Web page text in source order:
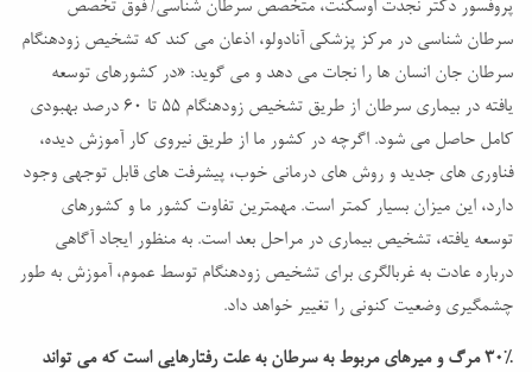
پروفسور دکتر نجدت اوسکنت، متخصص سرطان شناسی/ فوق تخصص
سرطان شناسی در مرکز پزشکی آنادولو، اذعان می کند که تشخیص زودهنگام
سرطان جان انسان ها را نجات می دهد و می گوید: «در کشورهای توسعه
یافته در بیماری سرطان از طریق تشخیص زودهنگام 55 تا 60 درصد بهبودی
کامل حاصل می شود. اگرچه در کشور ما از طریق نیروی کار آموزش دیده،
فناوری های جدید و روش های درمانی خوب، پیشرفت های قابل توجهی وجود
دارد، این میزان بسیار کمتر است. مهمترین تفاوت کشور ما و کشورهای
توسعه یافته، تشخیص بیماری در مراحل بعد است. به منظور ایجاد آگاهی
درباره عادت به غربالگری برای تشخیص زودهنگام توسط عموم، آموزش به طور
چشمگیری وضعیت کنونی را تغییر خواهد داد.
30% مرگ و میرهای مربوط به سرطان به علت رفتارهایی است که می تواند